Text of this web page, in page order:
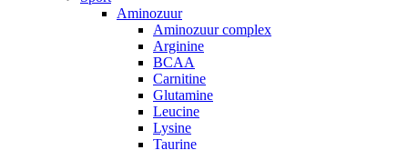
Aminozuur
Aminozuur complex
Arginine
BCAA
Carnitine
Glutamine
Leucine
Lysine
Taurine